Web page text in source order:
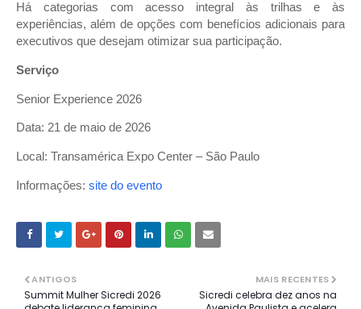
Há categorias com acesso integral às trilhas e às
experiências, além de opções com benefícios adicionais para
executivos que desejam otimizar sua participação.
Serviço
Senior Experience 2026
Data: 21 de maio de 2026
Local: Transamérica Expo Center – São Paulo
Informações: site do evento
MAIS RECENTES
Sicredi celebra dez anos na
ANTIGOS
Summit Mulher Sicredi 2026